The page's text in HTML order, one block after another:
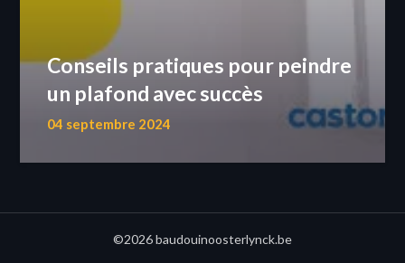
Conseils pratiques pour peindre
un plafond avec succès
04 septembre 2024
©2026 baudouinoosterlynck.be